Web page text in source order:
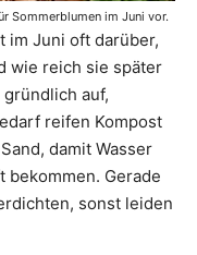
Sommerblumen im Juni vor.
im Juni oft darüber,
wie reich sie später
auf,
reifen Kompost
damit Wasser
bekommen. Gerade
sonst leiden